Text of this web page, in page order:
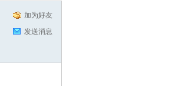
加为好友
发送消息